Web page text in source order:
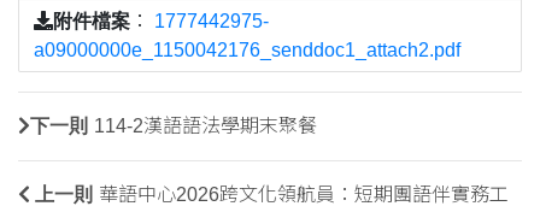
附件檔案 ： 1777442975-
a09000000e_1150042176_senddoc1_attach2.pdf
下一則 114-2漢語語法學期末聚餐
上一則 華語中心2026跨文化領航員：短期團語伴實務工